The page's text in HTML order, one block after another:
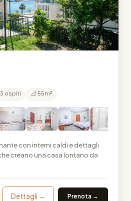
ospiti 📐 55m²
con interni caldi e dettagli
creano una casa lontano da
Dettagli → Prenota →